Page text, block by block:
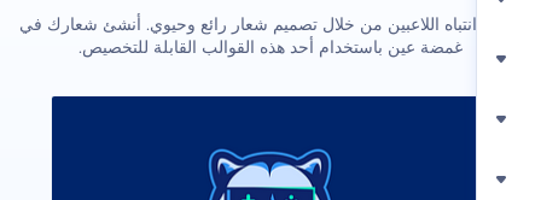
اللاعبين من خلال تصميم شعار رائع وحيوي. أنشئ شعارك في
غمضة عين باستخدام أحد هذه القوالب القابلة للتخصيص.